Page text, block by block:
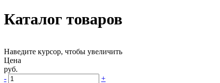
Каталог товаров
Наведите курсор, чтобы увеличить
Цена
руб.
-
+